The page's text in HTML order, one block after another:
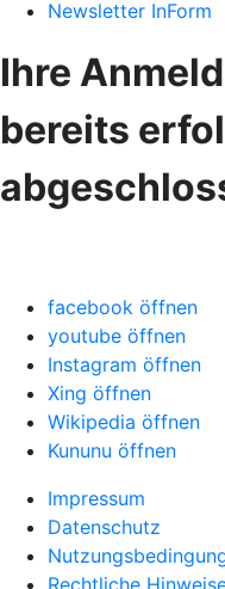
Newsletter InForm
Ihre
bereits
facebook öffnen
youtube öffnen
Instagram öffnen
Xing öffnen
Wikipedia öffnen
Kununu öffnen
Impressum
Datenschutz
Rechtliche